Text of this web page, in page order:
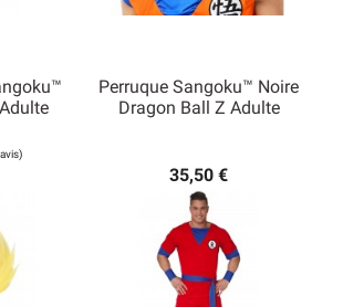
Perruque Sangoku™ Noire
Dragon Ball Z Adulte
35,50 €